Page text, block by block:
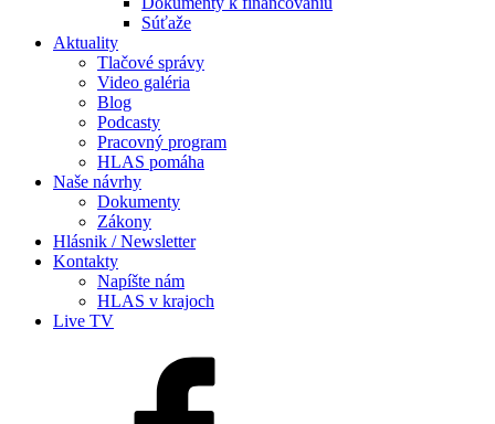
Súťaže
Aktuality
Tlačové správy
Video galéria
Blog
Podcasty
Pracovný program
HLAS pomáha
Naše návrhy
Dokumenty
Zákony
Hlásnik / Newsletter
Kontakty
Napíšte nám
HLAS v krajoch
Live TV